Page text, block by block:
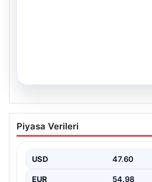
05.08.2026
34 Yılın Ardından
Mutluluk: İkiz Kızlar
Adıyaman’da ikamet eden
Piyasa Verileri
USD 47.60
EUR 54.98